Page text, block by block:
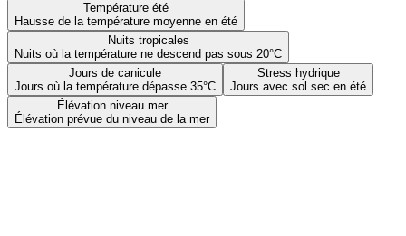
Température été
Hausse de la température moyenne en été
Nuits tropicales
Nuits où la température ne descend pas sous 20°C
Jours de canicule
Jours où la température dépasse 35°C
Stress hydrique
Jours avec sol sec en été
Élévation niveau mer
Élévation prévue du niveau de la mer